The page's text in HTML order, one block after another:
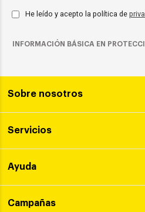
He leído y acepto la política de
INFORMACIÓN BÁSICA EN
Sobre nosotros
Servicios
Ayuda
Campañas